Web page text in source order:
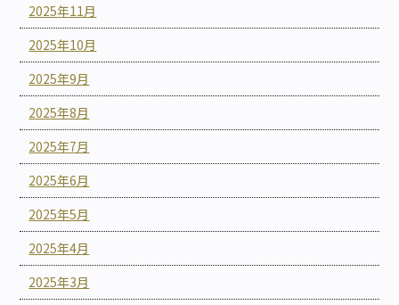
2025年11月
2025年10月
2025年9月
2025年8月
2025年7月
2025年6月
2025年5月
2025年4月
2025年3月